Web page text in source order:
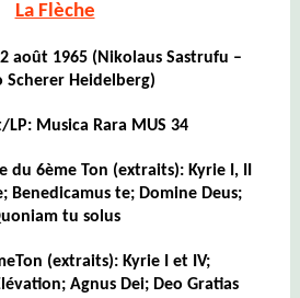
La Flèche
août 1965 (Nikolaus Sastrufu –
Scherer Heidelberg)
LP: Musica Rara MUS 34
du 6ème Ton (extraits): Kyrie I, II
Benedicamus te; Domine Deus;
tu solus
(extraits): Kyrie I et IV;
Agnus Dei; Deo Gratias